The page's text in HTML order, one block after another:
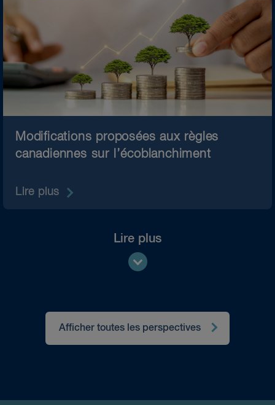
Modifications proposées aux règles
canadiennes sur l’écoblanchiment
Lire plus
Lire plus
Afficher toutes les perspectives